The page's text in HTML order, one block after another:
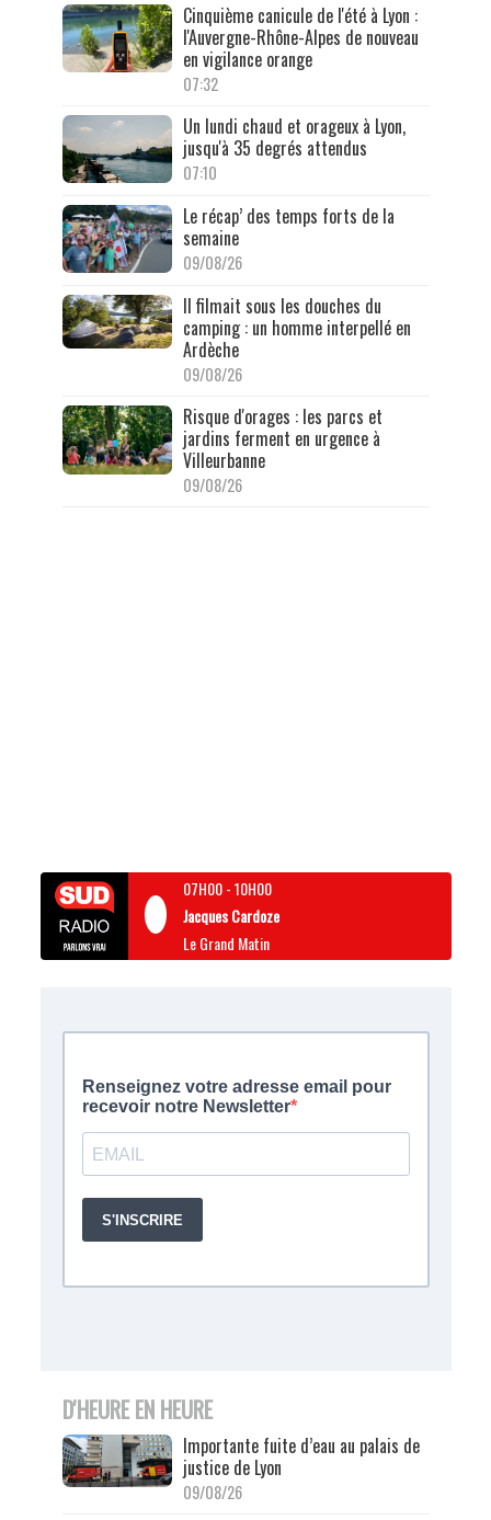
Cinquième canicule de l'été à Lyon :
l'Auvergne-Rhône-Alpes de nouveau
en vigilance orange
07:32
Un lundi chaud et orageux à Lyon,
jusqu'à 35 degrés attendus
07:10
Le récap’ des temps forts de la
semaine
09/08/26
Il filmait sous les douches du
camping : un homme interpellé en
Ardèche
09/08/26
Risque d'orages : les parcs et
jardins ferment en urgence à
Villeurbanne
09/08/26
07H00-10H00
Jacques Cardoze
Le Grand Matin
D'HEURE EN HEURE
Importante fuite d’eau au palais de
justice de Lyon
09/08/26